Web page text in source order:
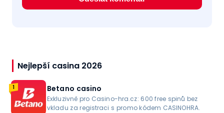
Nejlepší casina 2026
1 Betano casino
Exkluzivně pro Casino-hra.cz: 600 free spinů bez
vkladu za registraci s promo kódem CASINOHRA.